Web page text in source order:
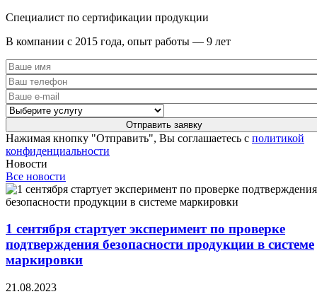
Специалист по сертификации продукции
В компании с 2015 года, опыт работы — 9 лет
Нажимая кнопку "Отправить", Вы соглашаетесь с политикой
конфиденциальности
Новости
Все новости
1 сентября стартует эксперимент по проверке
подтверждения безопасности продукции в системе
маркировки
21.08.2023